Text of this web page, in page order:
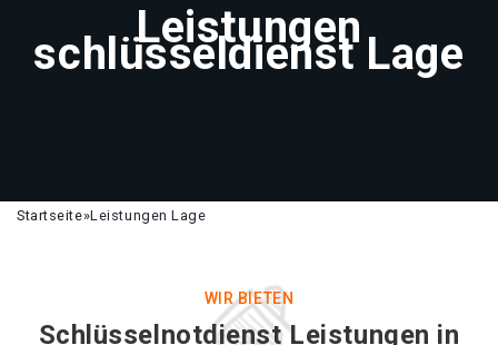
Leistungen
schlüsseldienst Lage
Startseite»Leistungen Lage
WIR BIETEN
Schlüsselnotdienst Leistungen in